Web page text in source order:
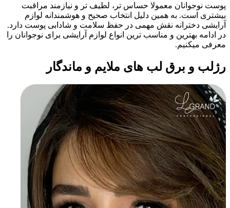
پوست نوجوانان معمولا حساس تر، لطیف تر و نیازمند مراقبت
بیشتری است. به همین دلیل انتخاب صحیح و هوشمندانه لوازم
آرایشی دخترانه نقش مهمی در حفظ سلامت و شادابی پوست دارد.
در ادامه بهترین و مناسب ترین انواع لوازم آرایشی برای نوجوانان را
معرفی میکنیم.
رژلب و برق لب های ملایم و ماندگار